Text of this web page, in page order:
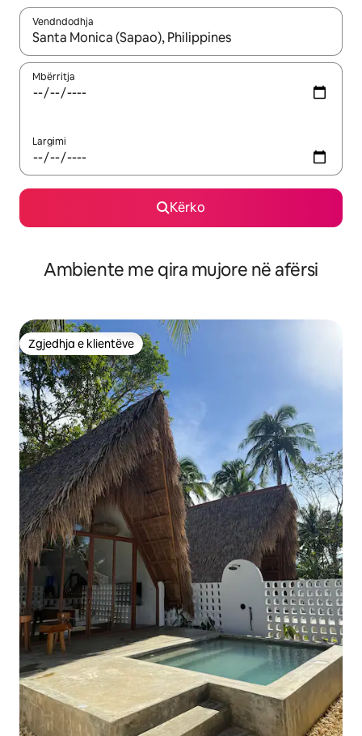
Vendndodhja
Kur rezultatet të jenë të disponueshme, lëviz me butonat e
Mbërritja
Largimi
Kërko
Ambiente me qira mujore në afërsi
Zgjedhja e klientëve
Zgjedhja e klientëve